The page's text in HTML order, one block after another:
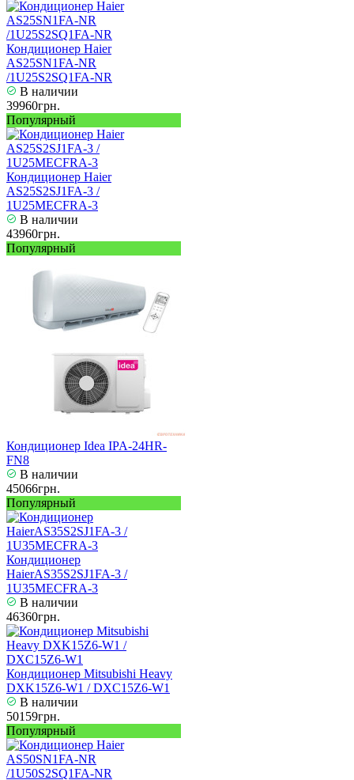
Кондиционер Haier
AS25SN1FA-NR
/1U25S2SQ1FA-NR
В наличии
39960грн.
Популярный
Кондиционер Haier
AS25S2SJ1FA-3 /
1U25MECFRA-3
В наличии
43960грн.
Популярный
Кондиционер Idea IPA-24HR-
FN8
В наличии
45066грн.
Популярный
Кондиционер
HaierAS35S2SJ1FA-3 /
1U35MECFRA-3
В наличии
46360грн.
Кондиционер Mitsubishi Heavy
DXK15Z6-W1 / DXC15Z6-W1
В наличии
50159грн.
Популярный